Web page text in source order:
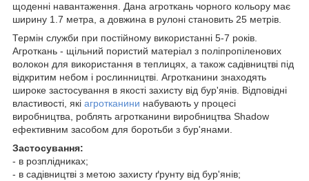
щоденні навантаження. Дана агроткань чорного кольору має
ширину 1.7 метра, а довжина в рулоні становить 25 метрів.
Термін служби при постійному використанні 5-7 років.
Агроткань - щільний пористий матеріал з поліпропіленових
волокон для використання в теплицях, а також садівництві під
відкритим небом і рослинництві. Агротканини знаходять
широке застосування в якості захисту від бур'янів. Відповідні
властивості, які агротканини набувають у процесі
виробництва, роблять агротканини виробництва Shadow
ефективним засобом для боротьби з бур'янами.
Застосування:
- в розплідниках;
- в садівництві з метою захисту ґрунту від бур'янів;